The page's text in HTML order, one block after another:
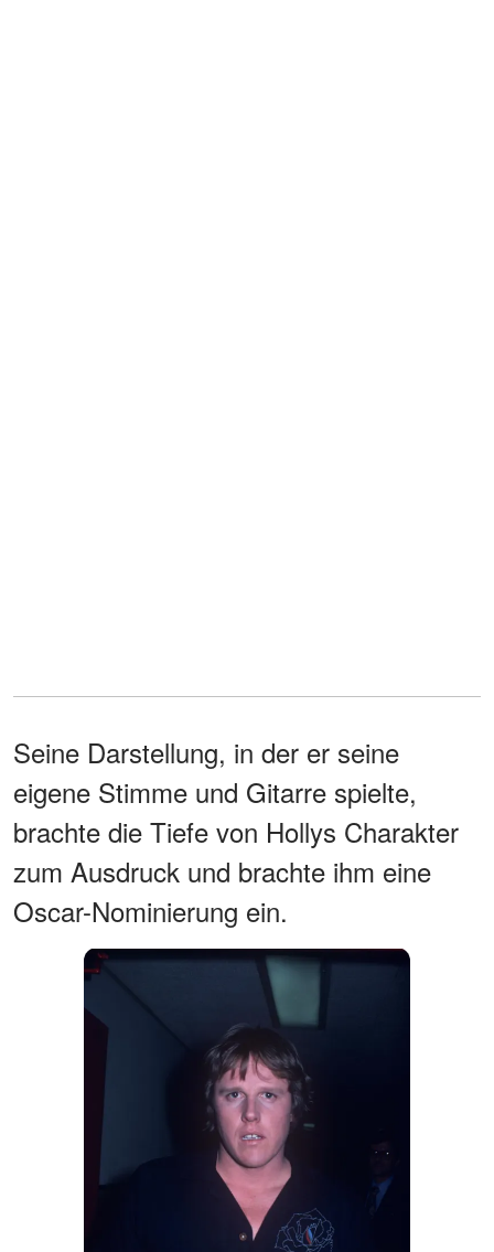
Seine Darstellung, in der er seine
eigene Stimme und Gitarre spielte,
brachte die Tiefe von Hollys Charakter
zum Ausdruck und brachte ihm eine
Oscar-Nominierung ein.